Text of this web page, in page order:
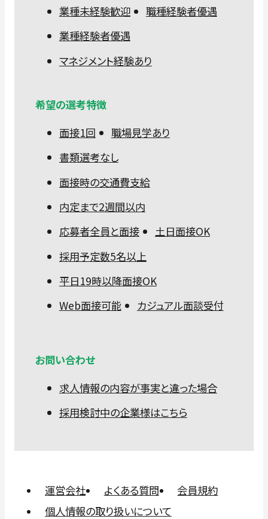
業種未経験歓迎
職種経験者優遇
業種経験者優遇
マネジメント経験あり
希望の選考特徴
面接1回
職場見学あり
書類選考なし
面接時の交通費支給
内定まで2週間以内
応募者全員と面接
土日面接OK
採用予定数5名以上
平日19時以降面接OK
Web面接可能
カジュアル面談受付
お問い合わせ
求人情報の内容が事実と違った場合
採用検討中の企業様はこちら
運営会社 よくある質問
会員規約
個人情報の取り扱いについて